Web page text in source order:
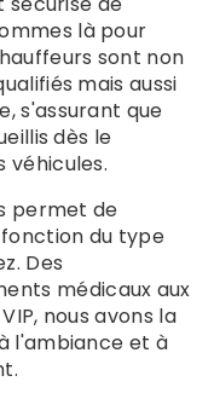
là pour
sont non
mais aussi
s'assurant que
dès le
véhicules.
permet de
du type
Des
médicaux aux
nous avons la
l'ambiance et à